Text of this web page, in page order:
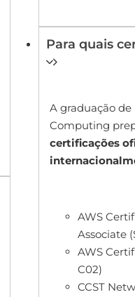
Para quais
A graduação
Computing
certificações
AWS
Associate
AWS
C02)
CCST